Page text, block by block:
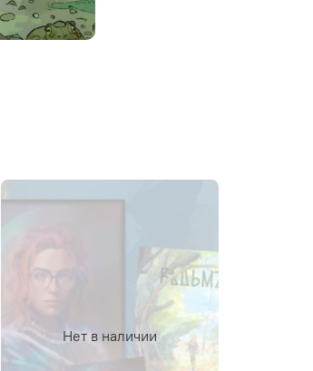
Нет в наличии